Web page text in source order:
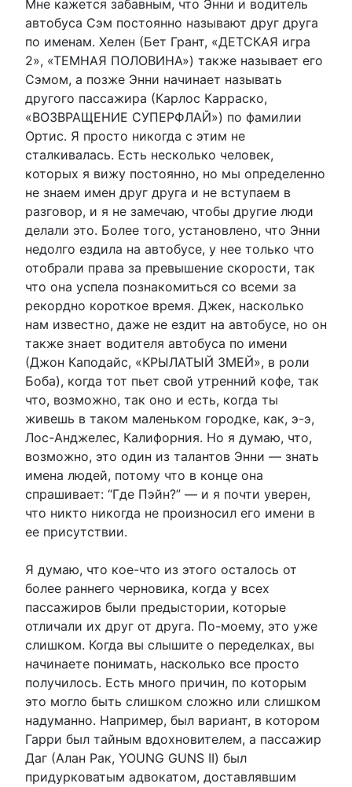
Мне кажется забавным, что Энни и водитель
автобуса Сэм постоянно называют друг друга
по именам. Хелен (Бет Грант, «ДЕТСКАЯ игра
2», «ТЕМНАЯ ПОЛОВИНА») также называет его
Сэмом, а позже Энни начинает называть
другого пассажира (Карлос Карраско,
«ВОЗВРАЩЕНИЕ СУПЕРФЛАЙ») по фамилии
Ортис. Я просто никогда с этим не
сталкивалась. Есть несколько человек,
которых я вижу постоянно, но мы определенно
не знаем имен друг друга и не вступаем в
разговор, и я не замечаю, чтобы другие люди
делали это. Более того, установлено, что Энни
недолго ездила на автобусе, у нее только что
отобрали права за превышение скорости, так
что она успела познакомиться со всеми за
рекордно короткое время. Джек, насколько
нам известно, даже не ездит на автобусе, но он
также знает водителя автобуса по имени
(Джон Каподайс, «КРЫЛАТЫЙ ЗМЕЙ», в роли
Боба), когда тот пьет свой утренний кофе, так
что, возможно, так оно и есть, когда ты
живешь в таком маленьком городке, как, э-э,
Лос-Анджелес, Калифорния. Но я думаю, что,
возможно, это один из талантов Энни — знать
имена людей, потому что в конце она
спрашивает: “Где Пэйн?” — и я почти уверен,
что никто никогда не произносил его имени в
ее присутствии.
Я думаю, что кое-что из этого осталось от
более раннего черновика, когда у всех
пассажиров были предыстории, которые
отличали их друг от друга. По-моему, это уже
слишком. Когда вы слышите о переделках, вы
начинаете понимать, насколько все просто
получилось. Есть много причин, по которым
это могло быть слишком сложно или слишком
надуманно. Например, был вариант, в котором
Гарри был тайным вдохновителем, а пассажир
Даг (Алан Рак, YOUNG GUNS II) был
придурковатым адвокатом, доставлявшим